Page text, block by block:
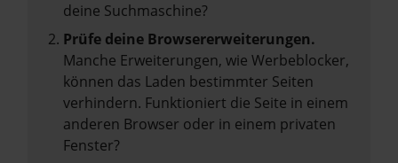
deine Suchmaschine?
Prüfe deine Browsererweiterungen.
Manche Erweiterungen, wie Werbeblocker,
können das Laden bestimmter Seiten
verhindern. Funktioniert die Seite in einem
anderen Browser oder in einem privaten
Fenster?